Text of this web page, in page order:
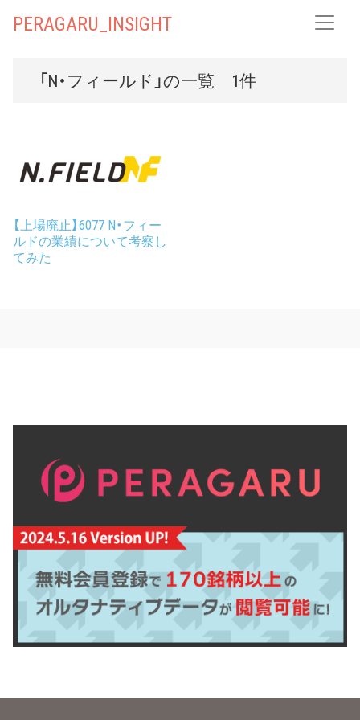
PERAGARU_INSIGHT
「N・フィールド」の一覧 1件
【上場廃止】6077 N・フィー
ルドの業績について考察し
てみた